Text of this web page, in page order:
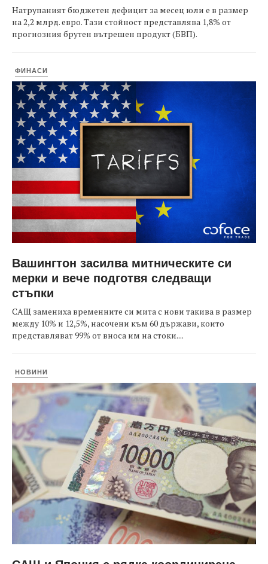
Натрупаният бюджетен дефицит за месец юли е в размер
на 2,2 млрд. евро. Тази стойност представлява 1,8% от
прогнозния брутен вътрешен продукт (БВП).
ФИНАСИ
Вашингтон засилва митническите си
мерки и вече подготвя следващи
стъпки
САЩ замениха временните си мита с нови такива в размер
между 10% и 12,5%, насочени към 60 държави, които
представляват 99% от вноса им на стоки....
НОВИНИ